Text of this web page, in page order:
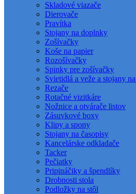
Skladové viazače
Dierovače
Pravítka
Stojany na doplnky
Zošívačky
Koše na papier
Rozošívačky
Spinky pre zošívačky
Svietidlá a veže a stojany
Rezače
Rotačné vizitkáre
Nožnice a otvárače listov
Zásuvkové boxy
Klipy a spony
Stojany na časopisy
Kancelárske odkladače
Tacker
Pečiatky
Pripináčiky a špendlíky
Drobnosti stola
Podložky na stôl